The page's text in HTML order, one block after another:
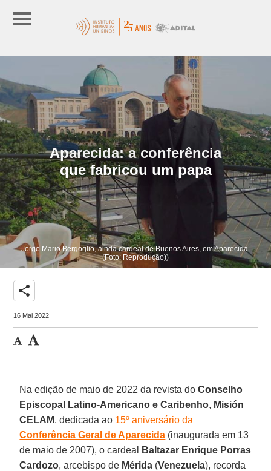
Aparecida: a conferência
que fabricou um papa
Jorge Mario Bergoglio, ainda cardeal de Buenos Aires, em Aparecida.
(Foto: Reprodução))
share
16 Mai 2022
Na edição de maio de 2022 da revista doConselho
Episcopal Latino-Americano e Caribenho, Misión
CELAM, dedicada ao 15º aniversário da
Conferência Geral de Aparecida (inaugurada em 13
de maio de 2007), o cardeal
Baltazar Enrique Porras
Cardozo, arcebispo de Mérida (Venezuela), recorda